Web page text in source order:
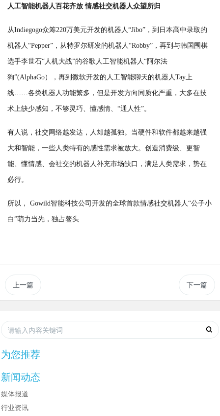
人工智能机器人百花齐放 情感社交机器人众望所归
从Indiegogo众筹220万美元开发的机器人“Jibo”，到日本高中录取的
机器人“Pepper”，从特罗尔研发的机器人“Robby”，再到与韩国围棋
选手李世石“人机大战”的谷歌人工智能机器人“阿尔法
狗”(AlphaGo），再到微软开发的人工智能聊天的机器人Tay上
线……各类机器人功能繁多，但是开发方向同质化严重，大多在技
术上缺少感知，不够灵巧、懂感情、“通人性”。
有人说，社交网络越发达，人却越孤独。当硬件和软件都越来越强
大和智能，一些人类特有的感性需求被放大。创造消费级、更智
能、懂情感、会社交的机器人补充市场缺口，满足人类需求，势在
必行。
所以， Gowild智能科技公司开发的全球首款情感社交机器人“公子小
白”萌力当先，独占鳌头
上一篇 下一篇
为您推荐
新闻动态
媒体报道
行业资讯